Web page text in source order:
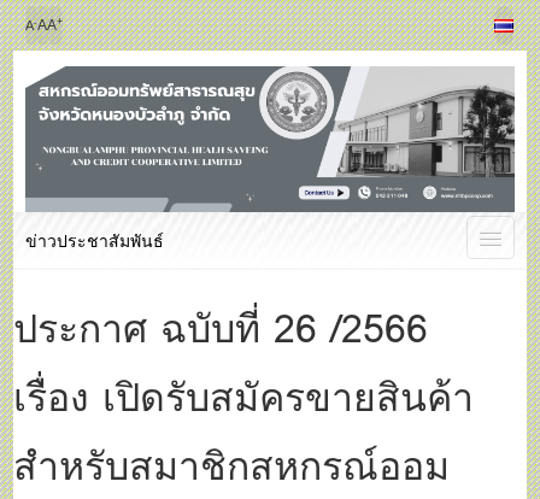
A-AA+
ข่าวประชาสัมพันธ์
ประกาศ ฉบับที่ 26 /2566
เรื่อง เปิดรับสมัครขายสินค้า
สำหรับสมาชิกสหกรณ์ออม